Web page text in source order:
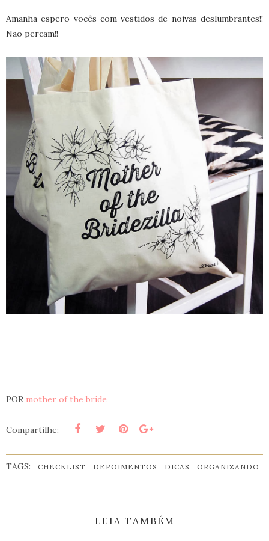
Amanhã espero vocês com vestidos de noivas deslumbrantes!!
Não percam!!
POR mother of the bride
Compartilhe:
TAGS: CHECKLIST DEPOIMENTOS DICAS ORGANIZANDO
LEIA TAMBÉM